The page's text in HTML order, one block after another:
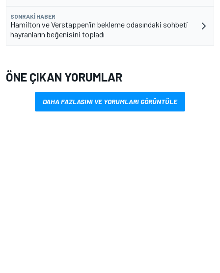
SONRAKI HABER
Hamilton ve Verstappen’in bekleme odasındaki sohbeti
hayranların beğenisini topladı
ÖNE ÇIKAN YORUMLAR
DAHA FAZLASINI VE YORUMLARI GÖRÜNTÜLE